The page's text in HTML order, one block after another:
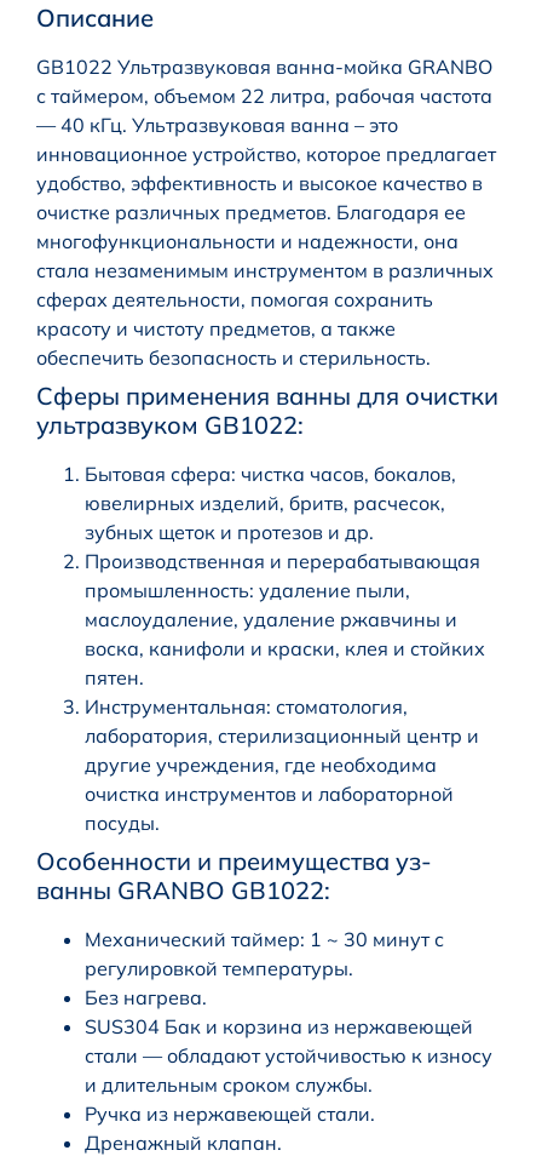
Описание
GB1022 Ультразвуковая ванна-мойка GRANBO
с таймером, объемом 22 литра, рабочая частота
— 40 кГц. Ультразвуковая ванна – это
инновационное устройство, которое предлагает
удобство, эффективность и высокое качество в
очистке различных предметов. Благодаря ее
многофункциональности и надежности, она
стала незаменимым инструментом в различных
сферах деятельности, помогая сохранить
красоту и чистоту предметов, а также
обеспечить безопасность и стерильность.
Сферы применения ванны для очистки
ультразвуком GB1022:
Бытовая сфера: чистка часов, бокалов,
ювелирных изделий, бритв, расчесок,
зубных щеток и протезов и др.
Производственная и перерабатывающая
промышленность: удаление пыли,
маслоудаление, удаление ржавчины и
воска, канифоли и краски, клея и стойких
пятен.
Инструментальная: стоматология,
лаборатория, стерилизационный центр и
другие учреждения, где необходима
очистка инструментов и лабораторной
посуды.
Особенности и преимущества уз-
ванны GRANBO GB1022:
Механический таймер: 1 ~ 30 минут с
регулировкой температуры.
Без нагрева.
SUS304 Бак и корзина из нержавеющей
стали — обладают устойчивостью к износу
и длительным сроком службы.
Ручка из нержавеющей стали.
Дренажный клапан.